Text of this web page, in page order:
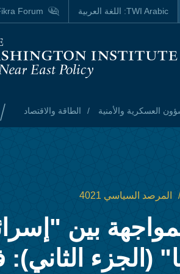
العسكرية والأمنية الطاقة والاقتصاد /
TWI Arabic: اللغة العربية Forum
المرصد السياسي 4021
بين
(الجزء